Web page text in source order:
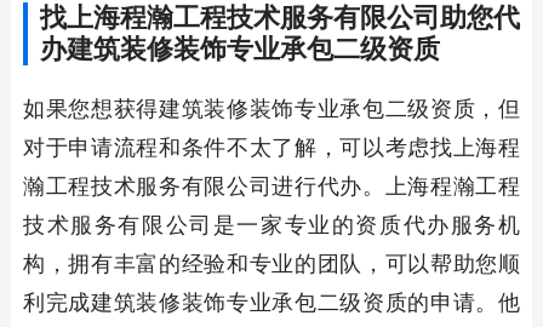
找上海程瀚工程技术服务有限公司助您代
办建筑装修装饰专业承包二级资质
如果您想获得建筑装修装饰专业承包二级资质，但
对于申请流程和条件不太了解，可以考虑找上海程
瀚工程技术服务有限公司进行代办。上海程瀚工程
技术服务有限公司是一家专业的资质代办服务机
构，拥有丰富的经验和专业的团队，可以帮助您顺
利完成建筑装修装饰专业承包二级资质的申请。他